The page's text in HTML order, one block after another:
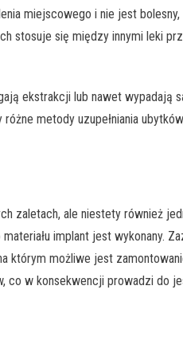
miejscowego i nie jest bolesny,
stosuje się między innymi leki
ekstrakcji lub nawet wypadają
metody uzupełniania
zaletach, ale niestety również
implant jest wykonany.
którym możliwe jest
co w konsekwencji prowadzi do